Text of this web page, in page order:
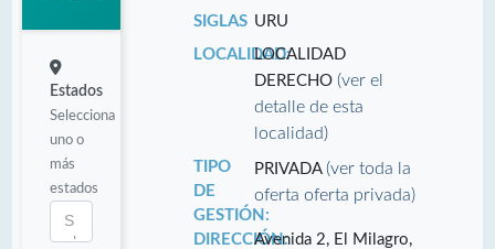
Estados
Selecciona
uno o
más
estados
SIGLAS URU
LOCALIDAD:LOCALIDAD
DERECHO(ver el
detalle de esta
localidad)
TIPO
DE
GESTIÓN:
PRIVADA(ver toda la
oferta oferta privada)
DIRECCIÓN:Avenida 2, El Milagro,